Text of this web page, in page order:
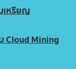
เหรียญ
Cloud Mining